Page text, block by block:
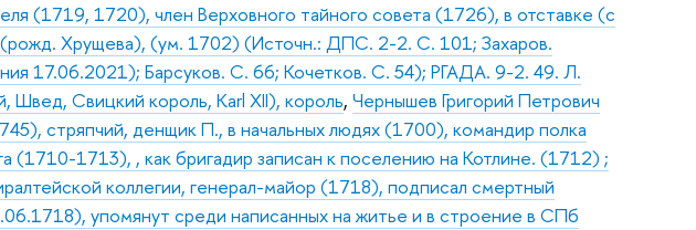
(1719, 1720), член Верховного тайного совета (1726), в отставке (с
Хрущева), (ум. 1702) (Источн.: ДПС. 2-2. С. 101; Захаров.
17.06.2021); Барсуков. С. 66; Кочетков. С. 54); РГАДА. 9-2. 49. Л.
Швед, Свицкий король, Karl XII), король,Чернышев Григорий Петрович
стряпчий, денщик П., в начальных людях (1700), командир полка
1713), , как бригадир записан к поселению на Котлине. (1712) ;
коллегии, генерал-майор (1718), подписал смертный
упомянут среди написанных на житье и в строение в СПб